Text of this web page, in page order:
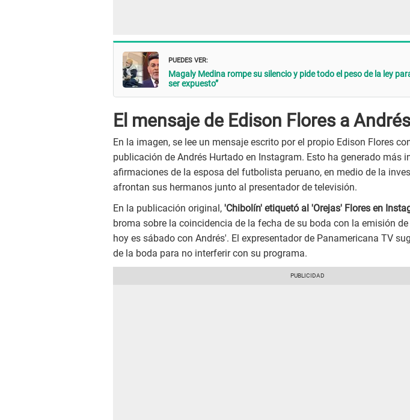
PUEDES VER:
Magaly Medina rompe su silencio y pide todo el peso de la ley
ser expuesto”
El mensaje de Edison Flores a
En la imagen, se lee un mensaje escrito por el propio Edison Flores
publicación de Andrés Hurtado en Instagram. Esto ha generado más
afirmaciones de la esposa del futbolista peruano, en medio de la
afrontan sus hermanos junto al presentador de televisión.
En la publicación original, 'Chibolín' etiquetó al 'Orejas' Flores en
broma sobre la coincidencia de la fecha de su boda con la emisión
hoy es sábado con Andrés'. El expresentador de Panamericana TV
de la boda para no interferir con su programa.